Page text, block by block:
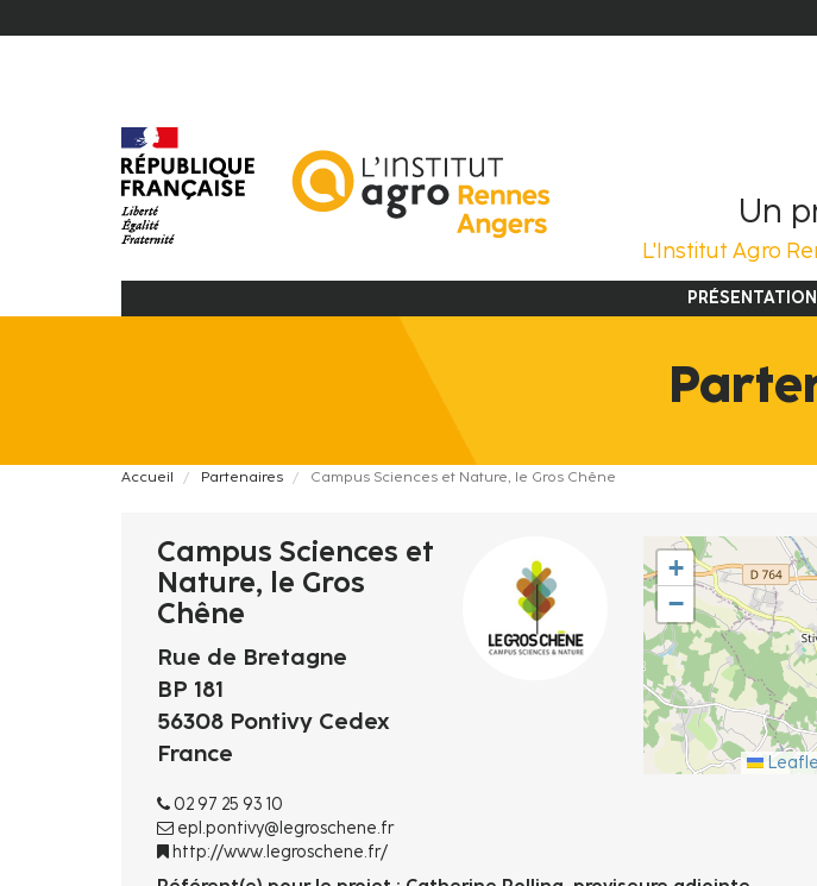
au
Header
Navigation
Fr
Navigation
Collapse
Un
L'Institut Agro
PRÉSENTATION
Fil
Accueil Partenaires Campus Sciences et Nature, le Gros Chêne
Campus Sciences et
Nature, le Gros
Chêne
Rue de Bretagne
BP 181
56308 Pontivy Cedex
France
02 97 25 93 10
epl.pontivy@legroschene.fr
http://www.legroschene.fr/
+
−